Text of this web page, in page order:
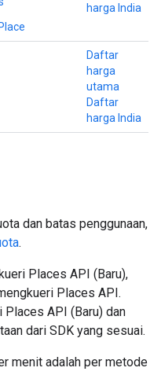
harga India
Daftar
harga
utama
Daftar
harga India
dan batas penggunaan,
.
Places API (Baru),
Places API.
API (Baru) dan
dari SDK yang sesuai.
menit adalah per metode